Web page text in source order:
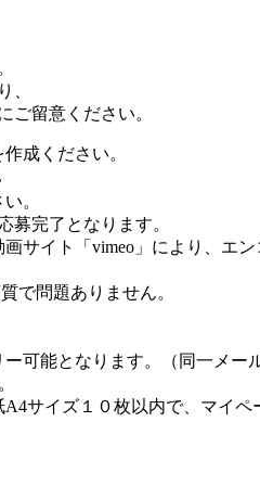
、
ご留意ください。
成ください。
。
募完了となります。
サイト「vimeo」により、エ
で問題ありません。
可能となります。（同一メー
サイズ１０枚以内で、マイ